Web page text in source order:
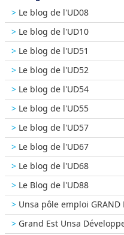
Le blog de l'UD08
Le blog de l'UD10
Le blog de l'UD51
Le blog de l'UD52
Le blog de l'UD54
Le blog de l'UD55
Le blog de l'UD57
Le blog de l'UD67
Le blog de l'UD68
Le Blog de l'UD88
Unsa pôle emploi GRAND
Grand Est Unsa